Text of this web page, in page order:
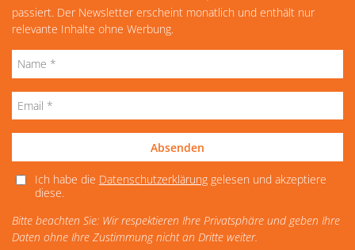
passiert. Der Newsletter erscheint monatlich und enthält nur
relevante Inhalte ohne Werbung.
Absenden
Ich habe die Datenschutzerklärunggelesen und akzeptiere
diese.
Bitte beachten Sie: Wir respektieren Ihre Privatsphäre und geben Ihre
Daten ohne Ihre Zustimmung nicht an Dritte weiter.